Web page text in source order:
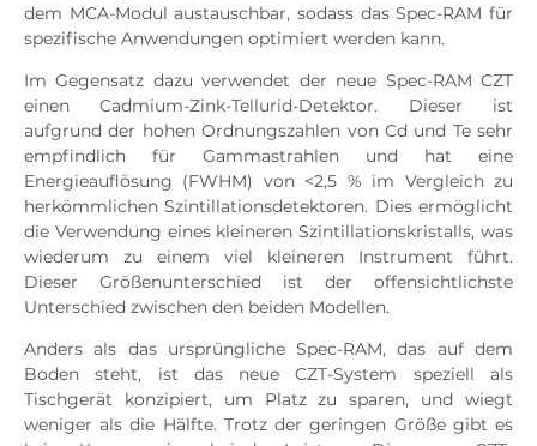
dem MCA-Modul austauschbar, sodass das Spec-RAM für
spezifische Anwendungen optimiert werden kann.
Im Gegensatz dazu verwendet der neue Spec-RAM CZT
einen Cadmium-Zink-Tellurid-Detektor. Dieser ist
aufgrund der hohen Ordnungszahlen von Cd und Te sehr
empfindlich für Gammastrahlen und hat eine
Energieauflösung (FWHM) von <2,5 % im Vergleich zu
herkömmlichen Szintillationsdetektoren. Dies ermöglicht
die Verwendung eines kleineren Szintillationskristalls, was
wiederum zu einem viel kleineren Instrument führt.
Dieser Größenunterschied ist der offensichtlichste
Unterschied zwischen den beiden Modellen.
Anders als das ursprüngliche Spec-RAM, das auf dem
Boden steht, ist das neue CZT-System speziell als
Tischgerät konzipiert, um Platz zu sparen, und wiegt
weniger als die Hälfte. Trotz der geringen Größe gibt es